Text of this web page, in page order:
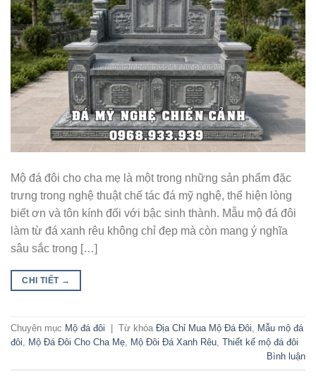
Mộ đá đôi cho cha mẹ là một trong những sản phẩm đặc
trưng trong nghệ thuật chế tác đá mỹ nghệ, thể hiện lòng
biết ơn và tôn kính đối với bậc sinh thành. Mẫu mộ đá đôi
làm từ đá xanh rêu không chỉ đẹp mà còn mang ý nghĩa
sâu sắc trong […]
CHI TIẾT →
Chuyên mục Mộ đá đôi Từ khóa Địa Chỉ Mua Mộ Đá Đôi, Mẫu mộ đá
đôi, Mộ Đá Đôi Cho Cha Mẹ, Mộ Đôi Đá Xanh Rêu, Thiết kế mộ đá đôi
Bình luận